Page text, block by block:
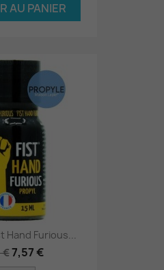
AU PANIER
Hand Furious...
€7,57 €